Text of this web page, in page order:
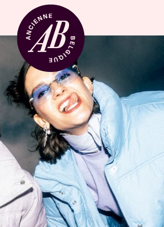
Location de
BRDCST
ABtv
Chèque-